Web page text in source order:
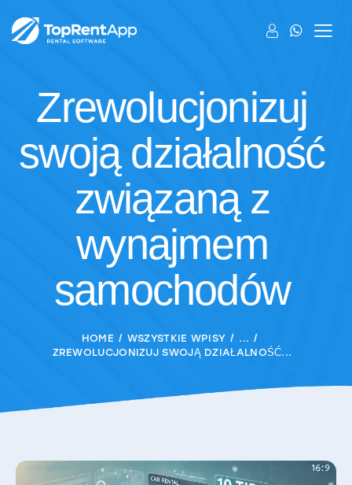
Zrewolucjonizuj
swoją działalność
związaną z
wynajmem
samochodów
HOME WSZYSTKIE WPISY
...
ZREWOLUCJONIZUJ SWOJĄ DZIAŁALNOŚĆ...